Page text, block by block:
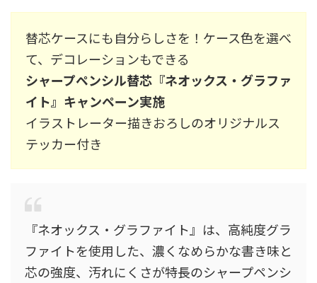
替芯ケースにも自分らしさを！ケース色を選べ
て、デコレーションもできる
シャープペンシル替芯『ネオックス・グラファ
イト』キャンペーン実施
イラストレーター描きおろしのオリジナルス
テッカー付き
『ネオックス・グラファイト』は、高純度グラ
ファイトを使用した、濃くなめらかな書き味と
芯の強度、汚れにくさが特長のシャープペンシ